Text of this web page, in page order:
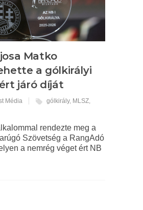
Matko
a gólkirályi
járó díját
Média gólkirály, MLSZ,
rendezte meg a
Szövetség a RangAdó
a nemrég véget ért NB